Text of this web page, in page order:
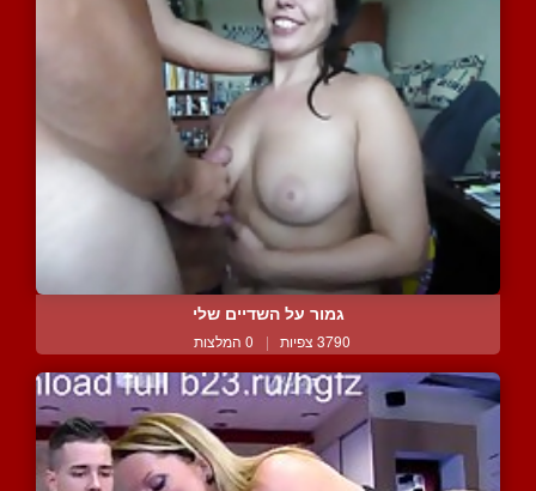
גמור על השדיים שלי
3790 צפיות | 0 המלצות